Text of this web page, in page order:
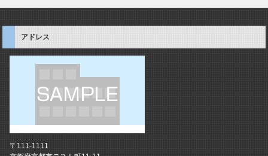
アドレス
〒111-1111